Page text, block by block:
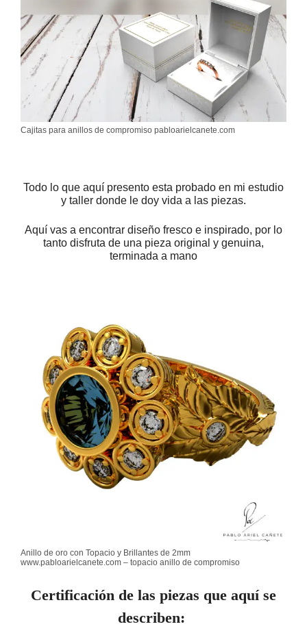
Cajitas para anillos de compromiso pabloarielcanete.com
Todo lo que aquí presento esta probado en mi estudio
y taller donde le doy vida a las piezas.
Aquí vas a encontrar diseño fresco e inspirado, por lo
tanto disfruta de una pieza original y genuina,
terminada a mano
Anillo de oro con Topacio y Brillantes de 2mm
www.pabloarielcanete.com – topacio anillo de compromiso
Certificación de las piezas que aquí se
describen: